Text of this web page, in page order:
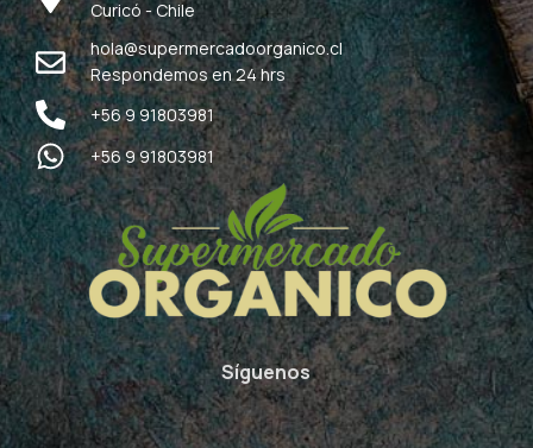
Curicó - Chile
hola@supermercadoorganico.cl
Respondemos en 24 hrs
+56 9 91803981
+56 9 91803981
Síguenos